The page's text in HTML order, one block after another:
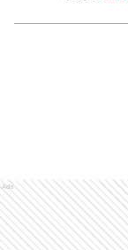
Ads